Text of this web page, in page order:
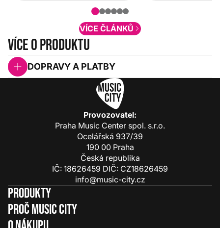
VÍCE ČLÁNKŮ
Více o produktu
DOPRAVY A PLATBY
Provozovatel:
Praha Music Center spol. s.r.o.
Ocelářská 937/39
190 00 Praha
Česká republika
IČ: 18626459 DIČ: CZ18626459
info@music-city.cz
Produkty
Proč Music City